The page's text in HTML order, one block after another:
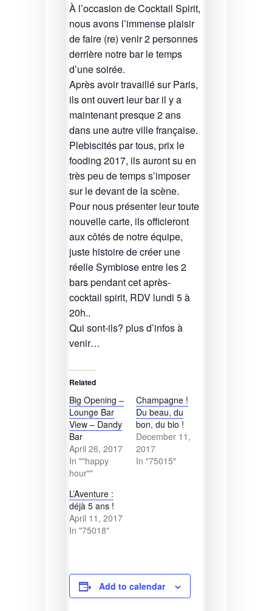
À l’occasion de Cocktail Spirit,
nous avons l’immense plaisir
de faire (re) venir 2 personnes
derrière notre bar le temps
d’une soirée.
Après avoir travaillé sur Paris,
ils ont ouvert leur bar il y a
maintenant presque 2 ans
dans une autre ville française.
Plebiscités par tous, prix le
fooding 2017, ils auront su en
très peu de temps s’imposer
sur le devant de la scène.
Pour nous présenter leur toute
nouvelle carte, ils officieront
aux côtés de notre équipe,
juste histoire de créer une
réelle Symbiose entre les 2
bars pendant cet après-
cocktail spirit, RDV lundi 5 à
20h..
Qui sont-ils? plus d’infos à
venir…
Related
Big Opening –
Lounge Bar
View – Dandy
Bar
April 26, 2017
In ""happy
hour""
Champagne !
Du beau, du
bon, du bio !
December 11,
2017
In "75015"
L’Aventure :
déjà 5 ans !
April 11, 2017
In "75018"
Add to calendar